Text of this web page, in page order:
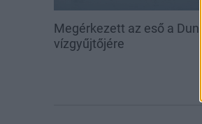
Megérkezett az eső a Duna
vízgyűjtőjére